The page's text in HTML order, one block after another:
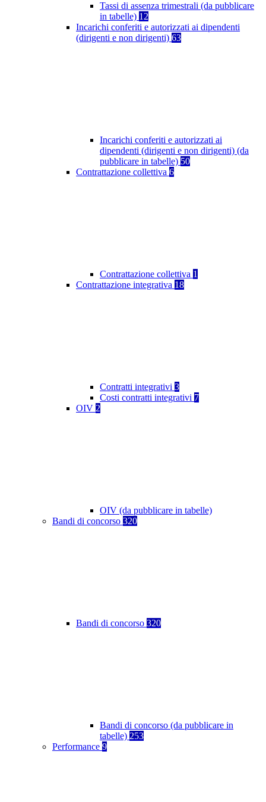
Tassi di assenza trimestrali (da pubblicare
in tabelle) 12
Incarichi conferiti e autorizzati ai dipendenti
(dirigenti e non dirigenti) 63
Incarichi conferiti e autorizzati ai
dipendenti (dirigenti e non dirigenti) (da
pubblicare in tabelle) 50
Contrattazione collettiva 6
Contrattazione collettiva 1
Contrattazione integrativa 18
Contratti integrativi 3
Costi contratti integrativi 7
OIV 2
OIV (da pubblicare in tabelle)
Bandi di concorso 320
Bandi di concorso 320
Bandi di concorso (da pubblicare in
tabelle) 253
Performance 9